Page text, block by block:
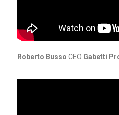
Roberto Busso CEO Gabetti